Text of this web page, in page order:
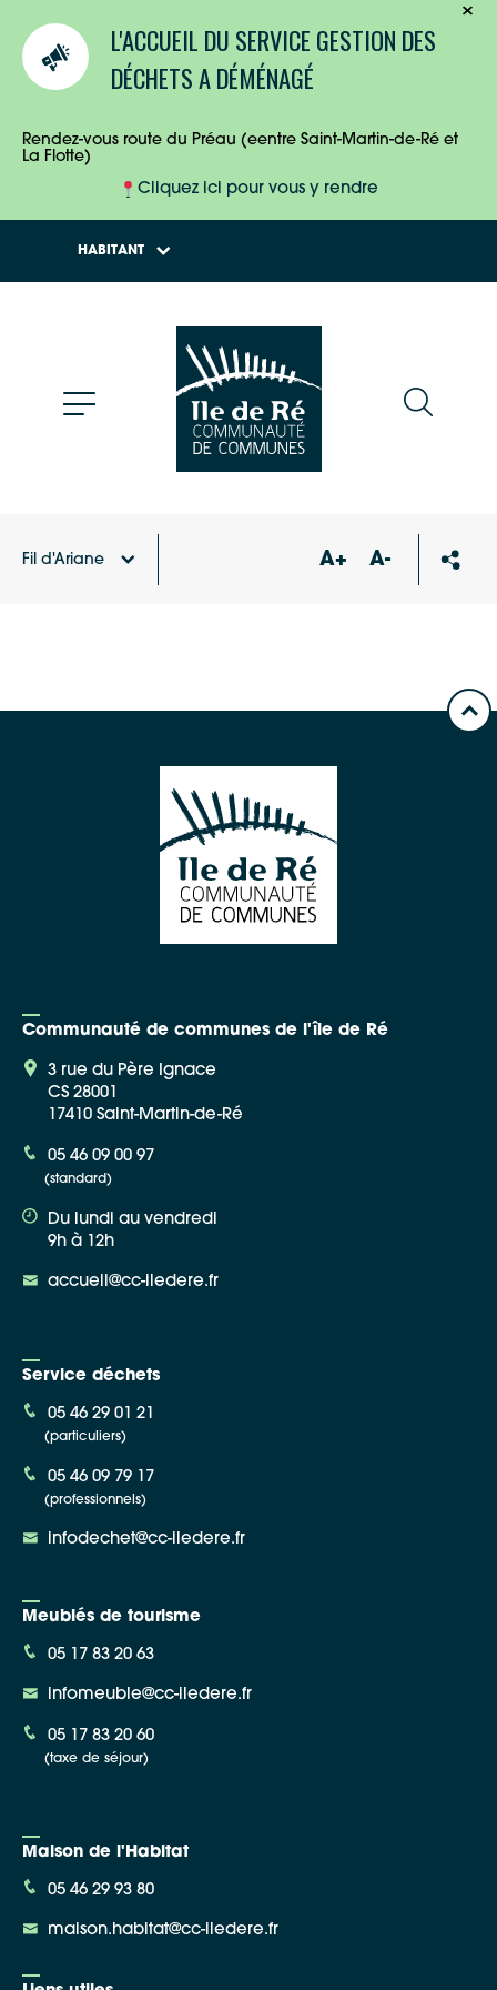
L'ACCUEIL DU SERVICE GESTION DES
DÉCHETS A DÉMÉNAGÉ
Rendez-vous route du Préau (eentre Saint-Martin-de-Ré et
La Flotte)
Cliquez ici pour vous y rendre
HABITANT
ENTREPRISES
Fil d'Ariane A+ A-
Communauté de communes de l'île de Ré
3 rue du Père Ignace
CS 28001
17410 Saint-Martin-de-Ré
05 46 09 00 97
(standard)
Du lundi au vendredi
9h à 12h
accueil@cc-iledere.fr
Service déchets
05 46 29 01 21
(particuliers)
05 46 09 79 17
(professionnels)
infodechet@cc-iledere.fr
Meublés de tourisme
05 17 83 20 63
infomeuble@cc-iledere.fr
05 17 83 20 60
(taxe de séjour)
Maison de l'Habitat
05 46 29 93 80
maison.habitat@cc-iledere.fr
Apple Plans